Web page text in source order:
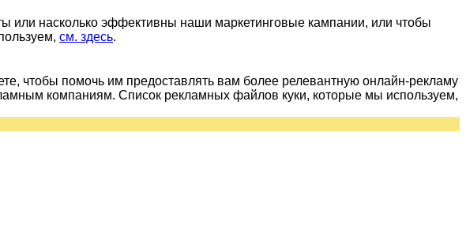
или насколько эффективны наши маркетинговые кампании, или чтобы
см. здесь.
чтобы помочь им предоставлять вам более релевантную онлайн-рекламу
компаниям. Список рекламных файлов куки, которые мы используем,